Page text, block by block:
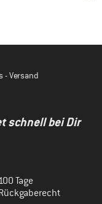
- Versand
schnell bei Dir
100 Tage